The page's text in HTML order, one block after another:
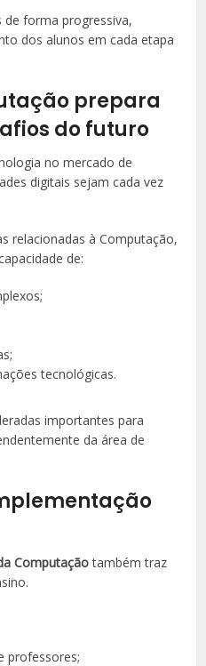
de forma progressiva,
dos alunos em cada etapa
prepara
do futuro
no mercado de
digitais sejam cada vez
relacionadas à Computação,
de:
tecnológicas.
importantes para
da área de
Computaçãotambém traz
professores;